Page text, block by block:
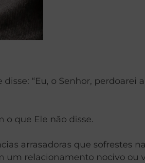
“Eu, o Senhor, perdoarei
que Ele não disse.
arrasadoras que sofrestes
um relacionamento nocivo ou